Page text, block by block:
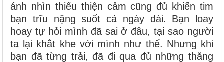
ánh nhìn thiếu thiện cảm cũng đủ khiến tim
bạn trĩu nặng suốt cả ngày dài. Bạn loay
hoay tự hỏi mình đã sai ở đâu, tại sao người
ta lại khắt khe với mình như thế. Nhưng khi
bạn đã từng trải, đã đi qua đủ những thăng